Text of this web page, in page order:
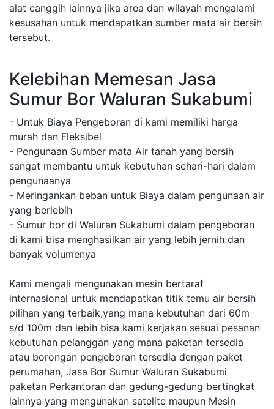
alat canggih lainnya jika area dan wilayah mengalami
kesusahan untuk mendapatkan sumber mata air bersih
tersebut.
Kelebihan Memesan Jasa
Sumur Bor Waluran Sukabumi
- Untuk Biaya Pengeboran di kami memiliki harga
murah dan Fleksibel
- Pengunaan Sumber mata Air tanah yang bersih
sangat membantu untuk kebutuhan sehari-hari dalam
pengunaanya
- Meringankan beban untuk Biaya dalam pengunaan air
yang berlebih
- Sumur bor di Waluran Sukabumi dalam pengeboran
di kami bisa menghasilkan air yang lebih jernih dan
banyak volumenya
Kami mengali mengunakan mesin bertaraf
internasional untuk mendapatkan titik temu air bersih
pilihan yang terbaik,yang mana kebutuhan dari 60m
s/d 100m dan lebih bisa kami kerjakan sesuai pesanan
kebutuhan pelanggan yang mana paketan tersedia
atau borongan pengeboran tersedia dengan paket
perumahan, Jasa Bor Sumur Waluran Sukabumi
paketan Perkantoran dan gedung-gedung bertingkat
lainnya yang mengunakan satelite maupun Mesin